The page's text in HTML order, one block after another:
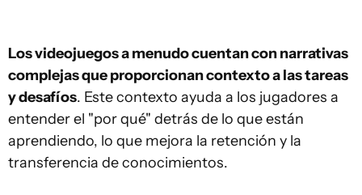
Los videojuegos a menudo cuentan con narrativas
complejas que proporcionan contexto a las tareas
y desafíos. Este contexto ayuda a los jugadores a
entender el "por qué" detrás de lo que están
aprendiendo, lo que mejora la retención y la
transferencia de conocimientos.